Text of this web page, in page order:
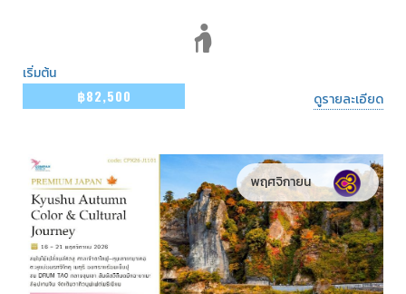
เริ่มต้น
฿82,500
ดูรายละเอียด
พฤศจิกายน